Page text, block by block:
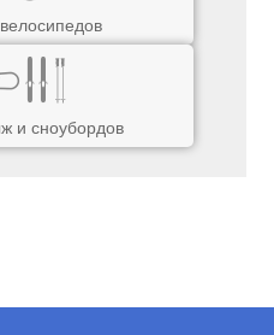
и сноубордов